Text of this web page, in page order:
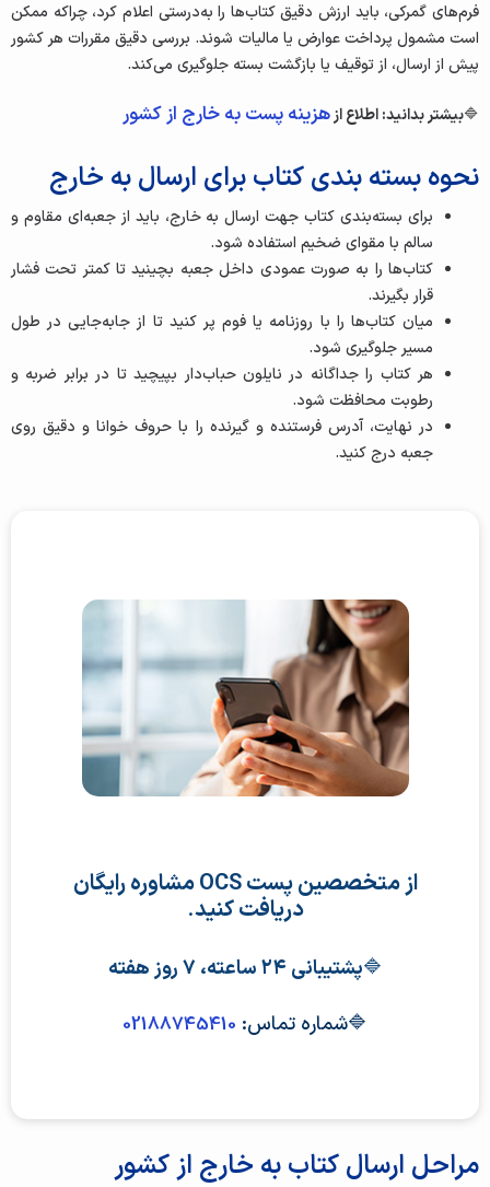
فرم‌های گمرکی، باید ارزش دقیق کتاب‌ها را به‌درستی اعلام کرد، چراکه ممکن
است مشمول پرداخت عوارض یا مالیات شوند. بررسی دقیق مقررات هر کشور
پیش از ارسال، از توقیف یا بازگشت بسته جلوگیری می‌کند.
🔷بیشتر بدانید: اطلاع ازهزینه پست به خارج از کشور
نحوه بسته ‌بندی کتاب برای ارسال به خارج
برای بسته‌بندی کتاب جهت ارسال به خارج، باید از جعبه‌ای مقاوم و
سالم با مقوای ضخیم استفاده شود.
کتاب‌ها را به ‌صورت عمودی داخل جعبه بچینید تا کمتر تحت فشار
قرار بگیرند.
میان کتاب‌ها را با روزنامه‌ یا فوم پر کنید تا از جابه‌جایی در طول
مسیر جلوگیری شود.
هر کتاب را جداگانه در نایلون حباب‌دار بپیچید تا در برابر ضربه و
رطوبت محافظت شود.
در نهایت، آدرس فرستنده و گیرنده را با حروف خوانا و دقیق روی
جعبه درج کنید.
از متخصصین پست OCS مشاوره رایگان
دریافت کنید.
🔷پشتیبانی ۲۴ ساعته، ۷ روز هفته
🔷شماره تماس: 02188745410
مراحل ارسال کتاب به خارج از کشور